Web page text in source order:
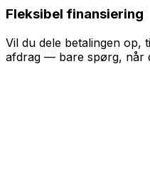
Fleksibel finansiering
Vil du dele betalingen op,
afdrag — bare spørg, når